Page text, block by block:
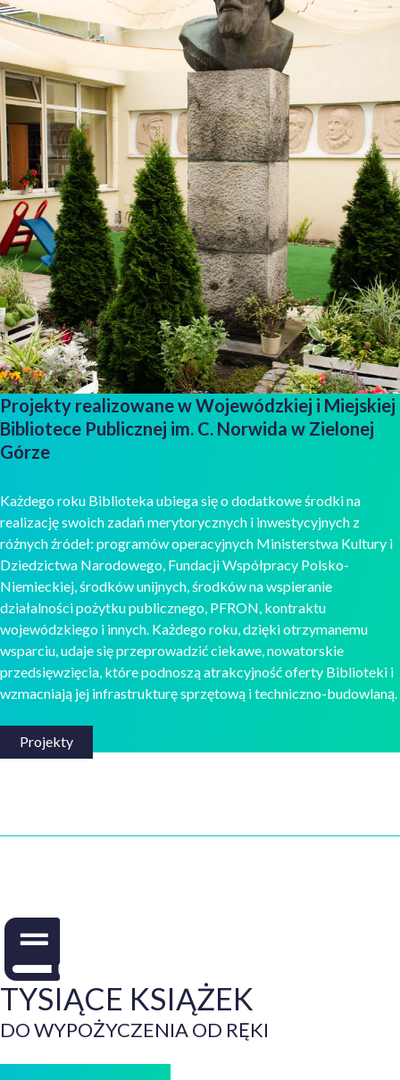
Projekty realizowane w Wojewódzkiej i Miejskiej
Bibliotece Publicznej im. C. Norwida w Zielonej
Górze
Każdego roku Biblioteka ubiega się o dodatkowe środki na
realizację swoich zadań merytorycznych i inwestycyjnych z
różnych źródeł: programów operacyjnych Ministerstwa Kultury i
Dziedzictwa Narodowego, Fundacji Współpracy Polsko-
Niemieckiej, środków unijnych, środków na wspieranie
działalności pożytku publicznego, PFRON, kontraktu
wojewódzkiego i innych. Każdego roku, dzięki otrzymanemu
wsparciu, udaje się przeprowadzić ciekawe, nowatorskie
przedsięwzięcia, które podnoszą atrakcyjność oferty Biblioteki i
wzmacniają jej infrastrukturę sprzętową i techniczno-budowlaną.
Projekty
TYSIĄCE KSIĄŻEK
DO WYPOŻYCZENIA OD RĘKI